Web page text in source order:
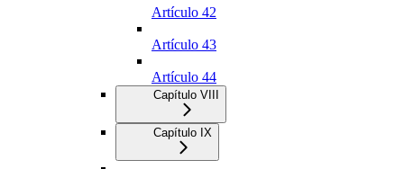
Artículo 42
Artículo 43
Artículo 44
Capítulo VIII
Capítulo IX